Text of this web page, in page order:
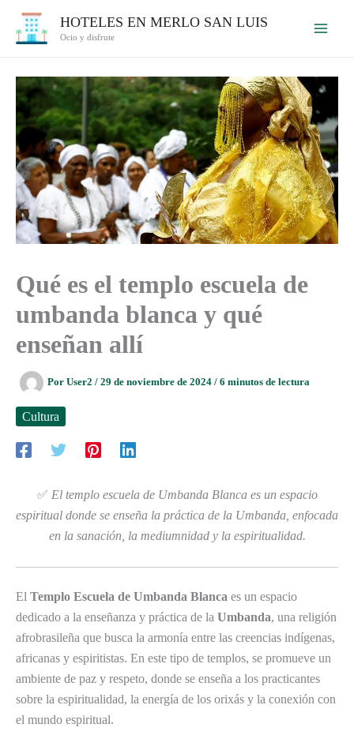
HOTELES EN MERLO SAN LUIS
Ocio y disfrute
Qué es el templo escuela de
umbanda blanca y qué
enseñan allí
Por User2 / 29 de noviembre de 2024 / 6 minutos de lectura
Cultura
✅ El templo escuela de Umbanda Blanca es un espacio
espiritual donde se enseña la práctica de la Umbanda, enfocada
en la sanación, la mediumnidad y la espiritualidad.
El Templo Escuela de Umbanda Blanca es un espacio
dedicado a la enseñanza y práctica de la Umbanda, una religión
afrobrasileña que busca la armonía entre las creencias indígenas,
africanas y espiritistas. En este tipo de templos, se promueve un
ambiente de paz y respeto, donde se enseña a los practicantes
sobre la espiritualidad, la energía de los orixás y la conexión con
el mundo espiritual.